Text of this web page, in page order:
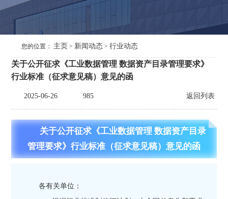
您的位置： 主页 > 新闻动态 >行业动态
关于公开征求《工业数据管理 数据资产目录管理要求》
行业标准（征求意见稿）意见的函
2025-06-26 985 返回列表
关于公开征求《工业数据管理 数据资产目录
管理要求》行业标准（征求意见稿）意见的函
各有关单位：